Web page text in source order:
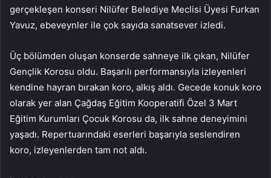
gerçekleşen konseri Nilüfer Belediye Meclisi Üyesi Furkan
Yavuz, ebeveynler ile çok sayıda sanatsever izledi.
Üç bölümden oluşan konserde sahneye ilk çıkan, Nilüfer
Gençlik Korosu oldu. Başarılı performansıyla izleyenleri
kendine hayran bırakan koro, alkış aldı. Gecede konuk koro
olarak yer alan Çağdaş Eğitim Kooperatifi Özel 3 Mart
Eğitim Kurumları Çocuk Korosu da, ilk sahne deneyimini
yaşadı. Repertuarındaki eserleri başarıyla seslendiren
koro, izleyenlerden tam not aldı.